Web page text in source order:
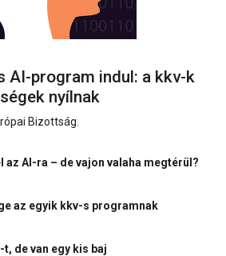
AI-program indul: a kkv-k
nyílnak
Bizottság.
AI-ra – de vajon valaha megtérül?
az egyik kkv-s programnak
de van egy kis baj